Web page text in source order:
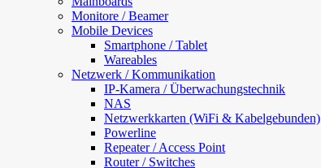
Monitore / Beamer
Mobile Devices
Smartphone / Tablet
Wareables
Netzwerk / Kommunikation
IP-Kamera / Überwachungstechnik
NAS
Netzwerkkarten (WiFi & Kabelgebunden)
Powerline
Repeater / Access Point
Router / Switches